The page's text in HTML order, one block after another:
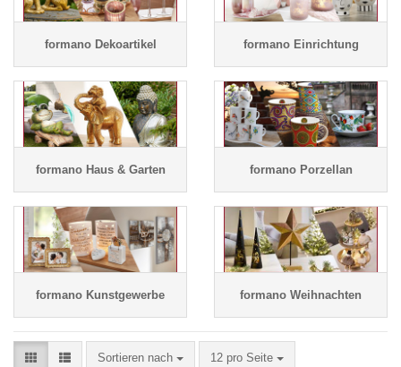
formano Dekoartikel formano Einrichtung
formano Haus & Garten formano Porzellan
formano Kunstgewerbe formano Weihnachten
Sortieren nach
Sortieren nach 12 pro Seite
pro Seite